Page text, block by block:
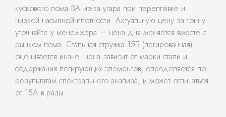
кускового лома 3А из-за угара при переплавке и
низкой насыпной плотности. Актуальную цену за тонну
уточняйте у менеджера — цена дня меняется вместе с
рынком лома. Стальная стружка 15Б (легированная)
оценивается иначе: цена зависит от марки стали и
содержания легирующих элементов, определяется по
результатам спектрального анализа, и может отличаться
от 15А в разы.